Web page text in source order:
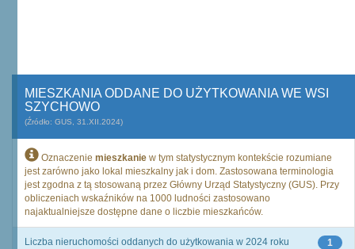
MIESZKANIA ODDANE DO UŻYTKOWANIA WE WSI
SZYCHOWO
(Źródło: GUS, 31.XII.2024)
Oznaczenie mieszkanie w tym statystycznym kontekście rozumiane
jest zarówno jako lokal mieszkalny jak i dom. Zastosowana terminologia
jest zgodna z tą stosowaną przez Główny Urząd Statystyczny (GUS). Przy
obliczeniach wskaźników na 1000 ludności zastosowano
najaktualniejsze dostępne dane o liczbie mieszkańców.
1
Liczba nieruchomości oddanych do użytkowania w 2024 roku